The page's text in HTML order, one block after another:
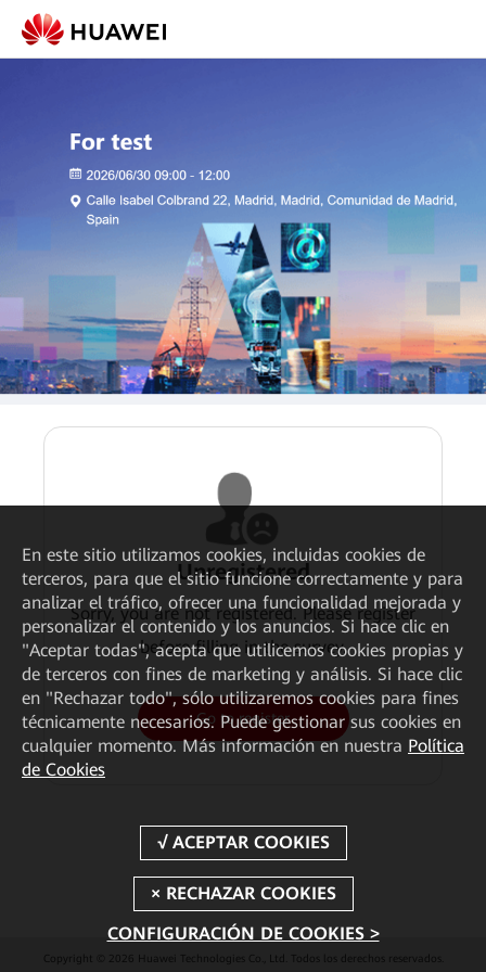
Unregistered
Sorry, you are not registered. Please register
before filling in the survey.
Go to register
Copyright © 2026 Huawei Technologies Co., Ltd. Todos los derechos reservados.
En este sitio utilizamos cookies, incluidas cookies de
terceros, para que el sitio funcione correctamente y para
analizar el tráfico, ofrecer una funcionalidad mejorada y
personalizar el contenido y los anuncios. Si hace clic en
"Aceptar todas", acepta que utilicemos cookies propias y
de terceros con fines de marketing y análisis. Si hace clic
en "Rechazar todo", sólo utilizaremos cookies para fines
técnicamente necesarios. Puede gestionar sus cookies en
cualquier momento. Más información en nuestra Política
de Cookies
CONFIGURACIÓN DE COOKIES >